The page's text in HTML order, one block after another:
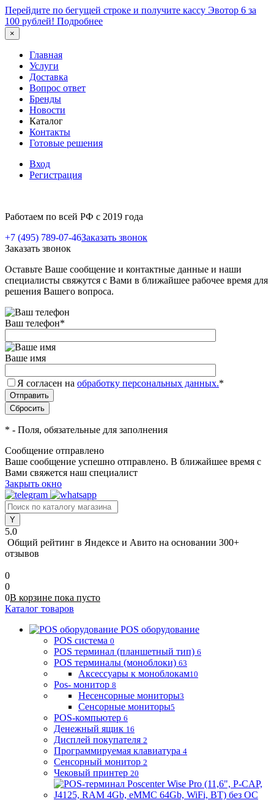
Перейдите по бегущей строке и получите кассу Эвотор 6 за
100 рублей! Подробнее
×
Главная
Услуги
Доставка
Вопрос ответ
Бренды
Новости
Каталог
Контакты
Готовые решения
Вход
Регистрация
Работаем по всей РФ с 2019 года
+7 (495) 789-07-46Заказать звонок
Заказать звонок
Оставьте Ваше сообщение и контактные данные и наши
специалисты свяжутся с Вами в ближайшее рабочее время для
решения Вашего вопроса.
Ваш телефон*
Ваше имя
Я согласен на обработку персональных данных.*
* - Поля, обязательные для заполнения
Сообщение отправлено
Ваше сообщение успешно отправлено. В ближайшее время с
Вами свяжется наш специалист
Закрыть окно
5.0
Общий рейтинг в Яндексе и Авито на основании 300+
отзывов
0
0
0В корзине пока пусто
Каталог товаров
POS оборудование
POS система 0
POS терминал (планшетный тип) 6
POS терминалы (моноблоки) 63
Аксессуары к моноблокам10
Pos- монитор 8
Несенсорные мониторы3
Сенсорные мониторы5
POS-компьютер 6
Денежный ящик 16
Дисплей покупателя 2
Программируемая клавиатура 4
Сенсорный монитор 2
Чековый принтер 20